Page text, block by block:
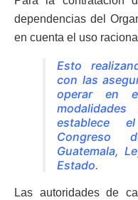
dependencias del
en cuenta el uso
Esto
con las
operar en
establece
Congreso
Guatemala,
Estado.
Las autoridades de